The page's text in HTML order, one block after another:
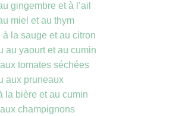
gingembre et à l’ail
miel et au thym
à la sauge et au citron
au yaourt et au cumin
tomates séchées
aux pruneaux
la bière et au cumin
champignons